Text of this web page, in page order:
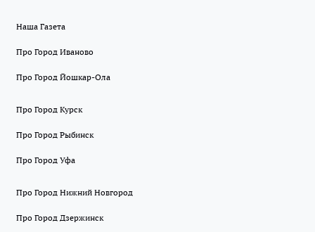
Наша Газета
Про Город Иваново
Про Город Йошкар-Ола
Про Город Курск
Про Город Рыбинск
Про Город Уфа
Про Город Нижний Новгород
Про Город Дзержинск